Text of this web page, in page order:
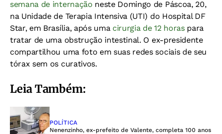
semana de internação neste Domingo de Páscoa, 20,
na Unidade de Terapia Intensiva (UTI) do Hospital DF
Star, em Brasília, após uma cirurgia de 12 horaspara
tratar de uma obstrução intestinal. O ex-presidente
compartilhou uma foto em suas redes sociais de seu
tórax sem os curativos.
Leia Também:
POLÍTICA
Nenenzinho, ex-prefeito de Valente, completa 100 anos